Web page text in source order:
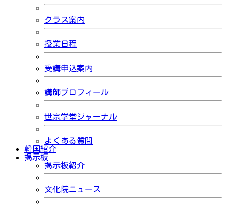
クラス案内
授業日程
受講申込案内
講師プロフィール
世宗学堂ジャーナル
よくある質問
韓国紹介
掲示板
掲示板紹介
文化院ニュース